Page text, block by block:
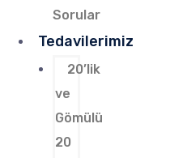
Sorular
Tedavilerimiz
20’lik
ve
Gömülü
20